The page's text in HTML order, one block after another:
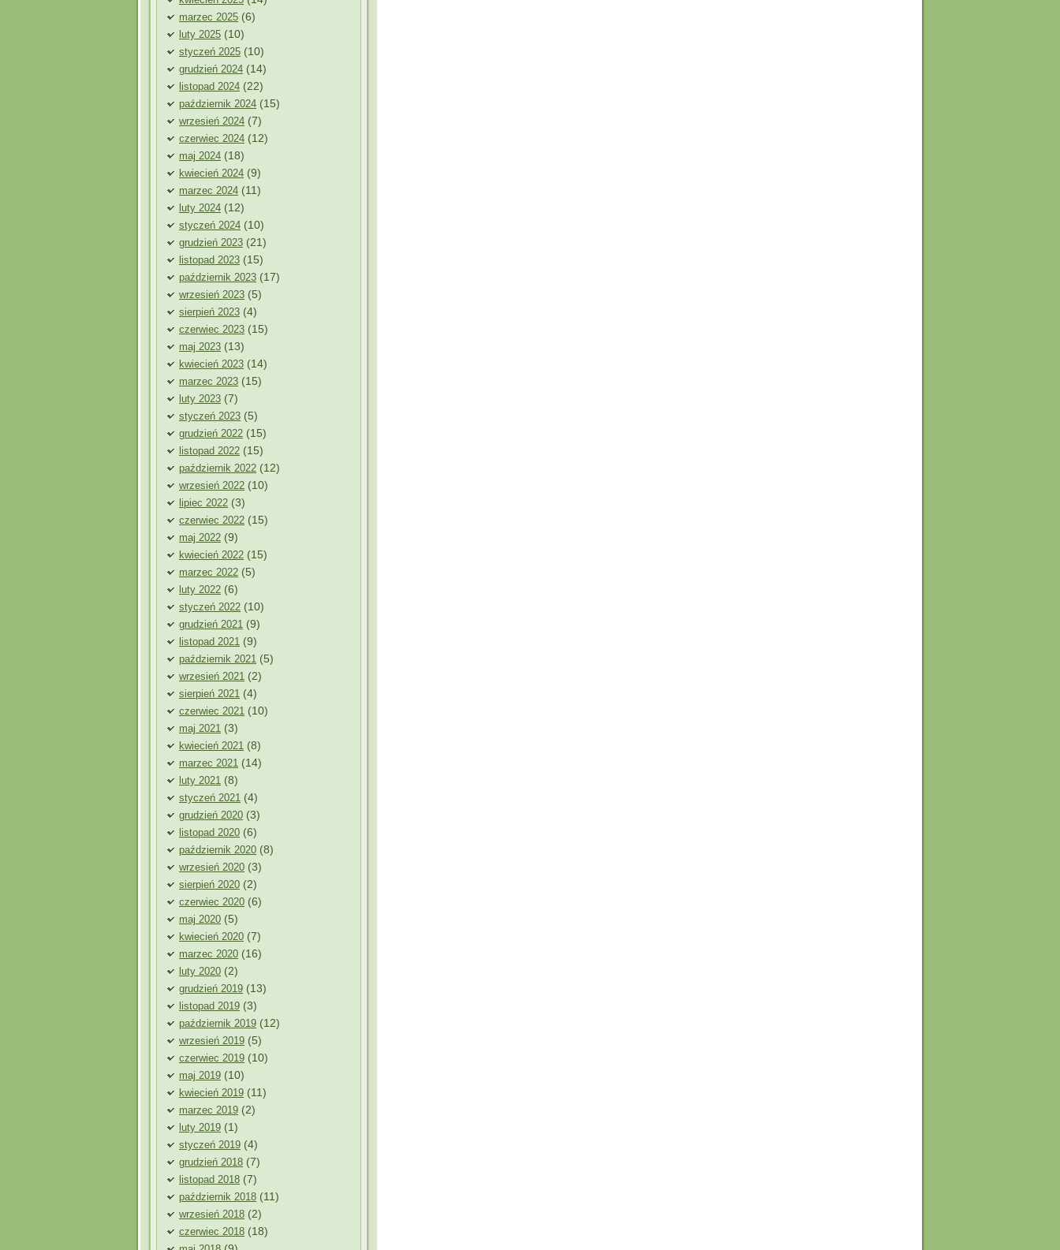
marzec 2025 (6)
luty 2025 (10)
styczeń 2025 (10)
grudzień 2024 (14)
listopad 2024 (22)
październik 2024 (15)
wrzesień 2024 (7)
czerwiec 2024 (12)
maj 2024 (18)
kwiecień 2024 (9)
marzec 2024 (11)
luty 2024 (12)
styczeń 2024 (10)
grudzień 2023 (21)
listopad 2023 (15)
październik 2023 (17)
wrzesień 2023 (5)
sierpień 2023 (4)
czerwiec 2023 (15)
maj 2023 (13)
kwiecień 2023 (14)
marzec 2023 (15)
luty 2023 (7)
styczeń 2023 (5)
grudzień 2022 (15)
listopad 2022 (15)
październik 2022 (12)
wrzesień 2022 (10)
lipiec 2022 (3)
czerwiec 2022 (15)
maj 2022 (9)
kwiecień 2022 (15)
marzec 2022 (5)
luty 2022 (6)
styczeń 2022 (10)
grudzień 2021 (9)
listopad 2021 (9)
październik 2021 (5)
wrzesień 2021 (2)
sierpień 2021 (4)
czerwiec 2021 (10)
maj 2021 (3)
kwiecień 2021 (8)
marzec 2021 (14)
luty 2021 (8)
styczeń 2021 (4)
grudzień 2020 (3)
listopad 2020 (6)
październik 2020 (8)
wrzesień 2020 (3)
sierpień 2020 (2)
czerwiec 2020 (6)
maj 2020 (5)
kwiecień 2020 (7)
marzec 2020 (16)
luty 2020 (2)
grudzień 2019 (13)
listopad 2019 (3)
październik 2019 (12)
wrzesień 2019 (5)
czerwiec 2019 (10)
maj 2019 (10)
kwiecień 2019 (11)
marzec 2019 (2)
luty 2019 (1)
styczeń 2019 (4)
grudzień 2018 (7)
listopad 2018 (7)
październik 2018 (11)
wrzesień 2018 (2)
czerwiec 2018 (18)